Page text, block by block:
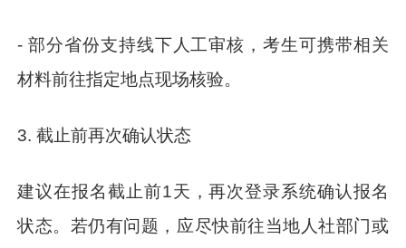
- 部分省份支持线下人工审核，考生可携带相关
材料前往指定地点现场核验。
3. 截止前再次确认状态
建议在报名截止前1天，再次登录系统确认报名
状态。若仍有问题，应尽快前往当地人社部门或